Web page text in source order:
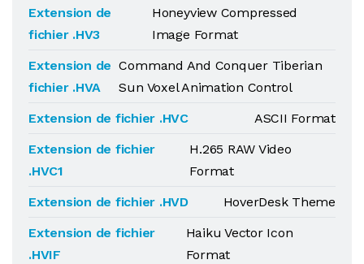
Extension de
fichier .HV3
Honeyview Compressed
Image Format
Extension de
fichier .HVA
Command And Conquer Tiberian
Sun Voxel Animation Control
Extension de fichier .HVC
ASCII Format
Extension de fichier
.HVC1
H.265 RAW Video
Format
Extension de fichier .HVD
HoverDesk Theme
Extension de fichier
.HVIF
Haiku Vector Icon
Format